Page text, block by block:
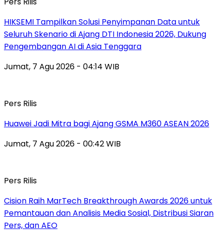
HIKSEMI Tampilkan Solusi Penyimpanan Data untuk
Seluruh Skenario di Ajang DTI Indonesia 2026, Dukung
Pengembangan AI di Asia Tenggara
Jumat, 7 Agu 2026 - 04:14 WIB
Pers Rilis
Huawei Jadi Mitra bagi Ajang GSMA M360 ASEAN 2026
Jumat, 7 Agu 2026 - 00:42 WIB
Pers Rilis
Cision Raih MarTech Breakthrough Awards 2026 untuk
Pemantauan dan Analisis Media Sosial, Distribusi Siaran
Pers, dan AEO